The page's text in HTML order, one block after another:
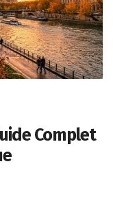
Complet